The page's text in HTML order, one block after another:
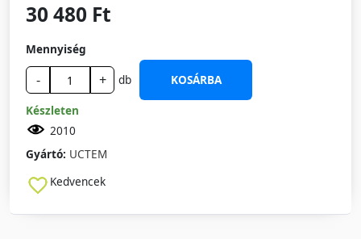
30 480 Ft
Mennyiség
- + db
KOSÁRBA
Készleten
2010
Gyártó: UCTEM
Kedvencek